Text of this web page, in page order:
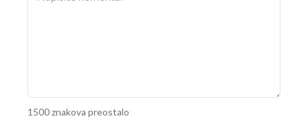
1500 znakova preostalo